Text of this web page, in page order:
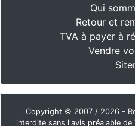
Qui
Retour et
TVA à payer à
Vendre
Copyright © 2007 / 2026 -
interdite sans l'avis préalable de